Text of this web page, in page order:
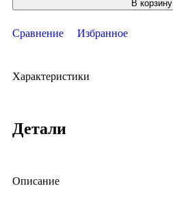
В корзину
Сравнение Избранное
Характеристики
Детали
Описание